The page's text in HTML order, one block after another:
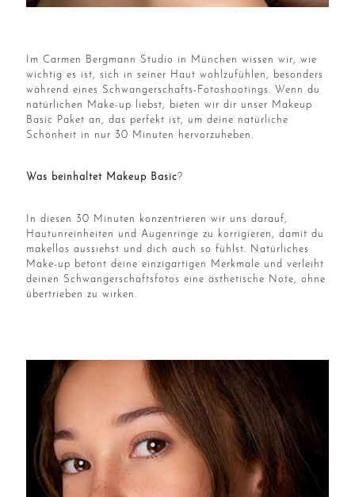
Im Carmen Bergmann Studio in München wissen wir, wie
wichtig es ist, sich in seiner Haut wohlzufühlen, besonders
während eines Schwangerschafts-Fotoshootings. Wenn du
natürlichen Make-up liebst, bieten wir dir unser Makeup
Basic Paket an, das perfekt ist, um deine natürliche
Schönheit in nur 30 Minuten hervorzuheben.
Was beinhaltet Makeup Basic?
In diesen 30 Minuten konzentrieren wir uns darauf,
Hautunreinheiten und Augenringe zu korrigieren, damit du
makellos aussiehst und dich auch so fühlst. Natürliches
Make-up betont deine einzigartigen Merkmale und verleiht
deinen Schwangerschaftsfotos eine ästhetische Note, ohne
übertrieben zu wirken.